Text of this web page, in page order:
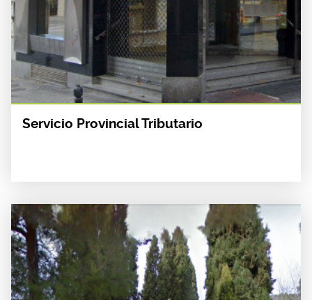
Servicio Provincial Tributario